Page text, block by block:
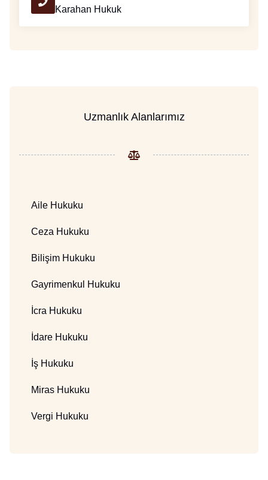
Karahan Hukuk
Uzmanlık Alanlarımız
Aile Hukuku
Ceza Hukuku
Bilişim Hukuku
Gayrimenkul Hukuku
İcra Hukuku
İdare Hukuku
İş Hukuku
Miras Hukuku
Vergi Hukuku